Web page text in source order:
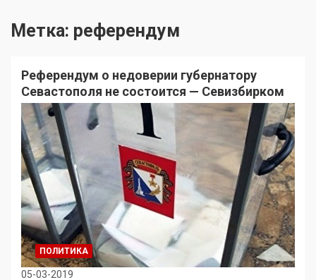
Метка: референдум
Референдум о недоверии губернатору
Севастополя не состоится — Севизбирком
ПОЛИТИКА
05-03-2019